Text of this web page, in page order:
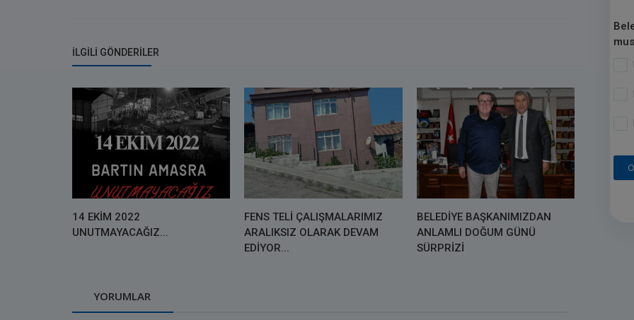
İLGILI GÖNDERILER
14 EKİM 2022
UNUTMAYACAĞIZ...
FENS TELİ ÇALIŞMALARIMIZ
ARALIKSIZ OLARAK DEVAM
EDİYOR...
BELEDİYE BAŞKANIMIZDAN
ANLAMLI DOĞUM GÜNÜ
SÜRPRİZİ
YORUMLAR